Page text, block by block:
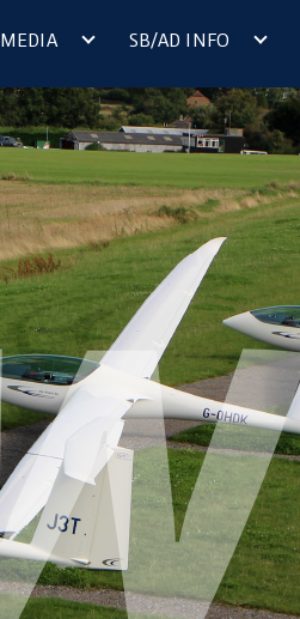
MEDIA SB/AD INFO